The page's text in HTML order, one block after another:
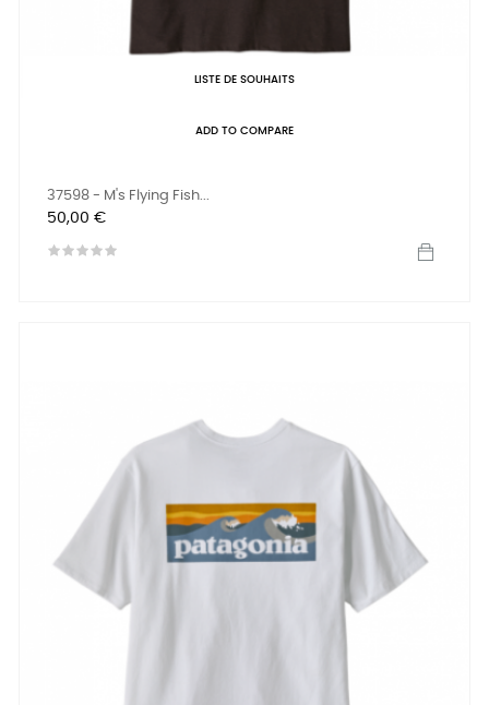
LISTE DE SOUHAITS
ADD TO COMPARE
37598 - M's Flying Fish...
Prix
50,00 €